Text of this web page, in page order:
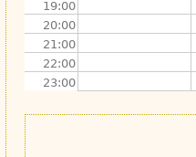
19:00
20:00
21:00
22:00
23:00